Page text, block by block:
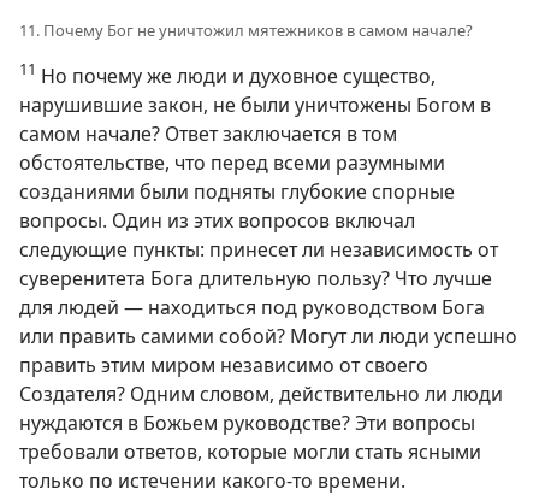
11. Почему Бог не уничтожил мятежников в самом начале?
11 Но почему же люди и духовное существо,
нарушившие закон, не были уничтожены Богом в
самом начале? Ответ заключается в том
обстоятельстве, что перед всеми разумными
созданиями были подняты глубокие спорные
вопросы. Один из этих вопросов включал
следующие пункты: принесет ли независимость от
суверенитета Бога длительную пользу? Что лучше
для людей — находиться под руководством Бога
или править самими собой? Могут ли люди успешно
править этим миром независимо от своего
Создателя? Одним словом, действительно ли люди
нуждаются в Божьем руководстве? Эти вопросы
требовали ответов, которые могли стать ясными
только по истечении какого-то времени.